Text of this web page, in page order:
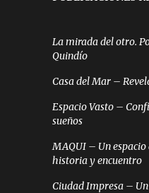
La mirada del otro.
Quindío
Casa del Mar –
Espacio Vasto –
sueños
MAQUI – Un
historia y encuentro
Ciudad Impresa – Un